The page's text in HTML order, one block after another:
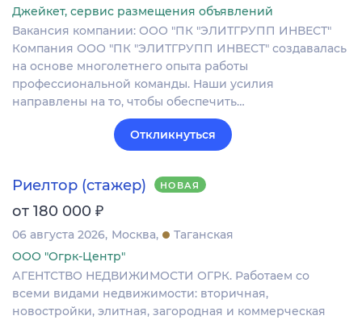
Джейкет, сервис размещения объявлений
Вакансия компании: ООО "ПК "ЭЛИТГРУПП ИНВЕСТ"
Компания ООО "ПК "ЭЛИТГРУПП ИНВЕСТ" создавалась
на основе многолетнего опыта работы
профессиональной команды. Наши усилия
направлены на то, чтобы обеспечить…
Откликнуться
Риелтор (стажер) НОВАЯ
от 180 000 ₽
06 августа 2026 Москва
Таганская
ООО "Огрк-Центр"
АГЕНТСТВО НЕДВИЖИМОСТИ ОГРК. Работаем со
всеми видами недвижимости: вторичная,
новостройки, элитная, загородная и коммерческая